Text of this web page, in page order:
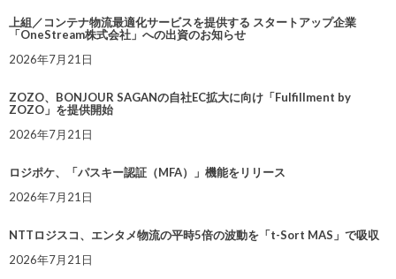
上組／コンテナ物流最適化サービスを提供する スタートアップ企業
「OneStream株式会社」への出資のお知らせ
2026年7月21日
ZOZO、BONJOUR SAGANの自社EC拡大に向け「Fulfillment by
ZOZO」を提供開始
2026年7月21日
ロジポケ、「パスキー認証（MFA）」機能をリリース
2026年7月21日
NTTロジスコ、エンタメ物流の平時5倍の波動を「t-Sort MAS」で吸収
2026年7月21日